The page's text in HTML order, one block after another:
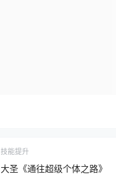
技能提升
大圣《通往超级个体之路》